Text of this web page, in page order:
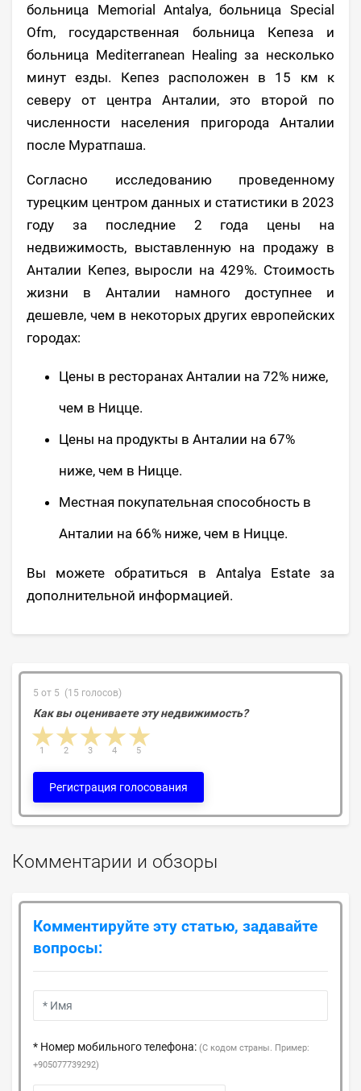
больница Memorial Antalya, больница Special
Ofm, государственная больница Кепеза и
больница Mediterranean Healing за несколько
минут езды. Кепез расположен в 15 км к
северу от центра Анталии, это второй по
численности населения пригорода Анталии
после Муратпаша.
Согласно исследованию проведенному
турецким центром данных и статистики в 2023
году за последние 2 года цены на
недвижимость, выставленную на продажу в
Анталии Кепез, выросли на 429%. Стоимость
жизни в Анталии намного доступнее и
дешевле, чем в некоторых других европейских
городах:
Цены в ресторанах Анталии на 72% ниже,
чем в Ницце.
Цены на продукты в Анталии на 67%
ниже, чем в Ницце.
Местная покупательная способность в
Анталии на 66% ниже, чем в Ницце.
Вы можете обратиться в Antalya Estate за
дополнительной информацией.
5 от 5 (15 голосов)
Как вы оцениваете эту недвижимость?
4 stars
3 stars
2 stars
1 star 5
4
3
2
1
Регистрация голосования
Комментарии и обзоры
Комментируйте эту статью, задавайте
вопросы:
* Номер мобильного телефона: (С кодом страны. Пример:
+905077739292)